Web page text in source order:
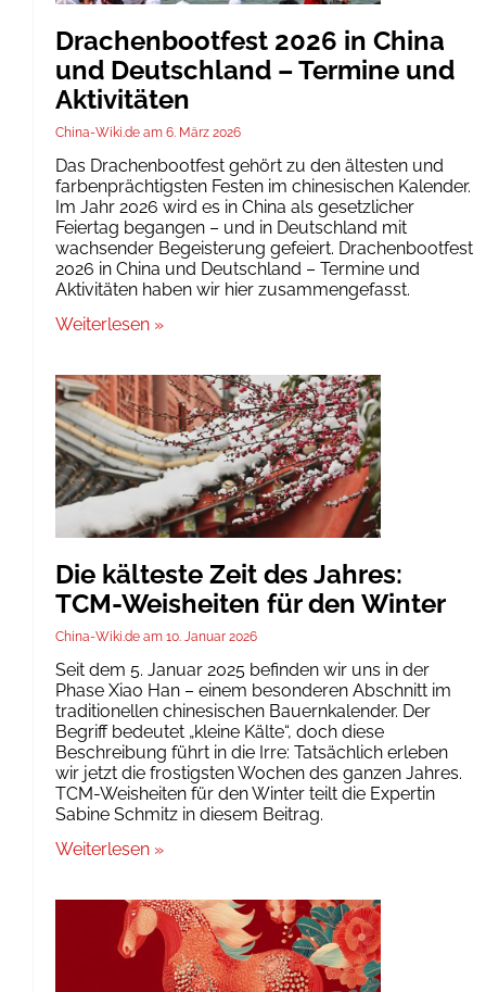
Drachenbootfest 2026 in China
und Deutschland – Termine und
Aktivitäten
China-Wiki.de 6. März 2026
Das Drachenbootfest gehört zu den ältesten und
farbenprächtigsten Festen im chinesischen Kalender.
Im Jahr 2026 wird es in China als gesetzlicher
Feiertag begangen – und in Deutschland mit
wachsender Begeisterung gefeiert. Drachenbootfest
2026 in China und Deutschland – Termine und
Aktivitäten haben wir hier zusammengefasst.
Weiterlesen »
Die kälteste Zeit des Jahres:
TCM-Weisheiten für den Winter
China-Wiki.de 10. Januar 2026
Seit dem 5. Januar 2025 befinden wir uns in der
Phase Xiao Han – einem besonderen Abschnitt im
traditionellen chinesischen Bauernkalender. Der
Begriff bedeutet „kleine Kälte“, doch diese
Beschreibung führt in die Irre: Tatsächlich erleben
wir jetzt die frostigsten Wochen des ganzen Jahres.
TCM-Weisheiten für den Winter teilt die Expertin
Sabine Schmitz in diesem Beitrag.
Weiterlesen »